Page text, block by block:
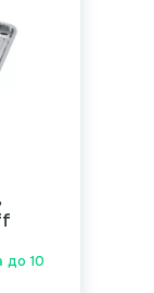
до 10